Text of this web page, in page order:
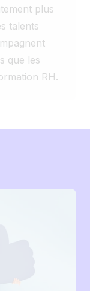
indicateurs ✅
pour
C'est
besoins
de
plus
talents
que les
RH.